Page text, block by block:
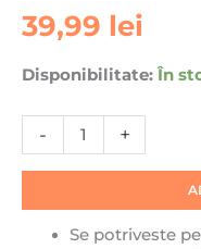
39,99 lei
Disponibilitate: În
-
Cantitate
Husa
iPhone
12
Pro,
MagCover
+
Se potriveste